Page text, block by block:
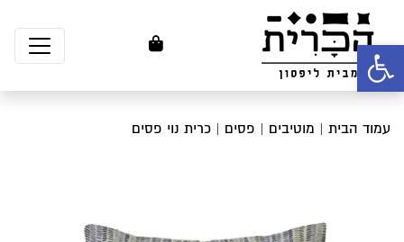
פתח סרגל נגישות
עמוד הבית | מוטיבים | פסים | כרית נוי פסים